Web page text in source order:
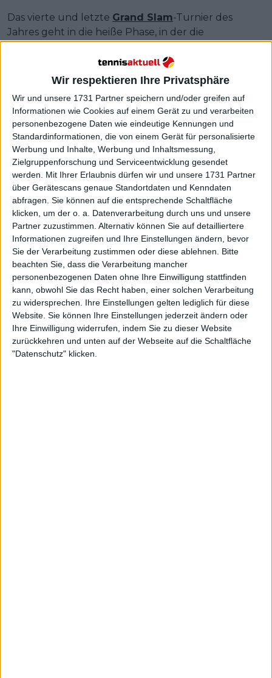
Wir respektieren Ihre Privatsphäre
Wir und unsere 1731 Partner speichern und/oder greifen auf
Informationen wie Cookies auf einem Gerät zu und verarbeiten
personenbezogene Daten wie eindeutige Kennungen und
Standardinformationen, die von einem Gerät für personalisierte
Werbung und Inhalte, Werbung und Inhaltsmessung,
Zielgruppenforschung und Serviceentwicklung gesendet
werden.
Mit Ihrer Erlaubnis dürfen wir und unsere 1731 Partner
über Gerätescans genaue Standortdaten und Kenndaten
abfragen. Sie können auf die entsprechende Schaltfläche
klicken, um der o. a. Datenverarbeitung durch uns und unsere
Partner zuzustimmen. Alternativ können Sie auf detailliertere
Informationen zugreifen und Ihre Einstellungen ändern, bevor
Sie der Verarbeitung zustimmen oder diese ablehnen.
Bitte
beachten Sie, dass die Verarbeitung mancher
personenbezogenen Daten ohne Ihre Einwilligung stattfinden
kann, obwohl Sie das Recht haben, einer solchen Verarbeitung
zu widersprechen. Ihre Einstellungen gelten lediglich für diese
Website. Sie können Ihre Einstellungen jederzeit ändern oder
Ihre Einwilligung widerrufen, indem Sie zu dieser Website
zurückkehren und unten auf der Webseite auf die Schaltfläche
"Datenschutz" klicken.
Das vierte und letzte Grand Slam-Turnier des
Jahres geht in die heiße Phase, in der die
Jabeur besiegte den Tennisstar aus der
Tschechischen Republik in der Runde der letzten
32 am Samstag mit 5:7, 7:6, 6:3.